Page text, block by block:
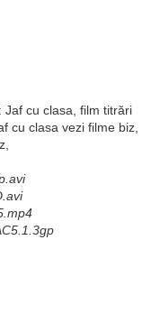
Jaf cu clasa, film titrări
cu clasa vezi filme biz,